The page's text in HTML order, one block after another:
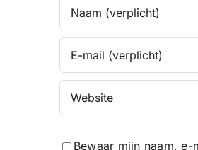
Bewaar mijn naam, e-